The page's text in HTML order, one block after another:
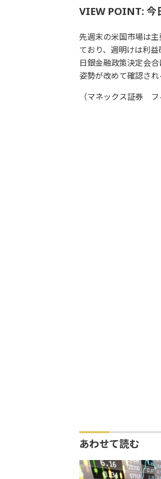
VIEW POINT: 今
先週末の米国市場は
ており、週明けは利
日銀金融政策決定会
姿勢が改めて確認さ
（マネックス証券
あわせて読む